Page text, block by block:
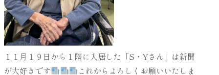
１１月１９日から１階に入居した「S・Yさん」は新聞
が大好きです
これからよろしくお願いいたしま